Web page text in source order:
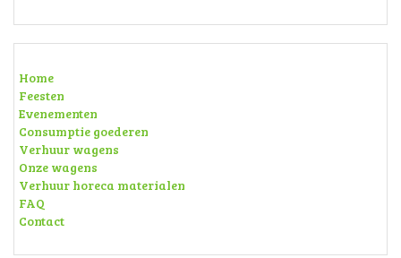
Home
Feesten
Evenementen
Consumptie goederen
Verhuur wagens
Onze wagens
Verhuur horeca materialen
FAQ
Contact